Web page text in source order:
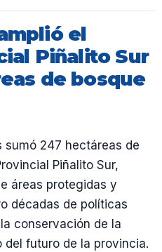
el
Piñalito Sur
de bosque
sumó 247 hectáreas de
Piñalito Sur,
áreas protegidas y
décadas de políticas
conservación de la
del futuro de la provincia.